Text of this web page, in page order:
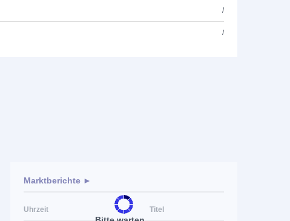
/
/
Marktberichte ►
Uhrzeit Titel